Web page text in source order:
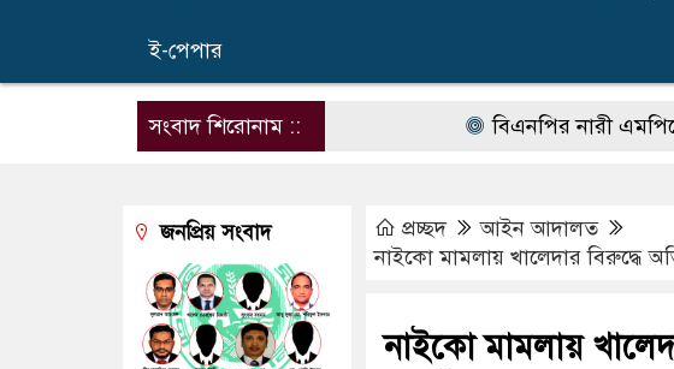
ই-পেপার
সংবাদ শিরোনাম :: বিএনপির নারী এমপিকে
প্রচ্ছদ
আইন আদালত
নাইকো মামলায় খালেদার বিরুদ্ধে
নাইকো মামলায়
জনপ্রিয় সংবাদ